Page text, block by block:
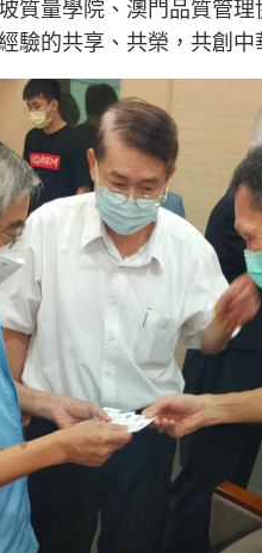
質量學院、澳門品質管
驗的共享、共榮，共創中